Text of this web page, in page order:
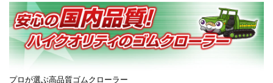
プロが選ぶ高品質ゴムクローラー